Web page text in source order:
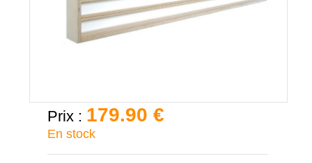
Prix : 179.90 €
En stock